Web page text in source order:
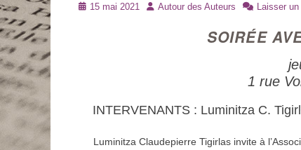
Posté15 mai 2021 Auteur
Autour des Auteurs Laisser
SOIRÉE
1 rue
INTERVENANTS : Luminitza C.
Luminitza Claudepierre Tigirlas invite à